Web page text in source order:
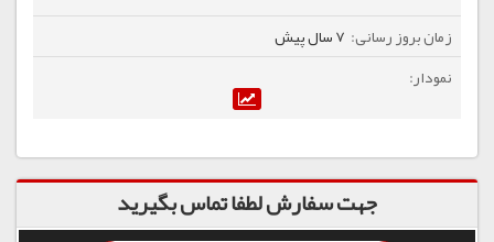
7 سال پیش
جهت سفارش لطفا تماس بگیرید